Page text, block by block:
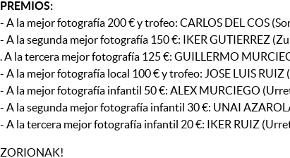
PREMIOS:
- A la mejor fotografía 200 € y trofeo: CARLOS DEL COS
- A la segunda mejor fotografía 150 €: IKER GUTIERREZ
. A la tercera mejor fotografía 125 €: GUILLERMO
- A la mejor fotografía local 100 € y trofeo: JOSE LUIS RUIZ
- A la mejor fotografía infantil 50 €: ALEX MURCIEGO
- A la segunda mejor fotografía infantil 30 €: UNAI
- A la tercera mejor fotografía infantil 20 €: IKER RUIZ
ZORIONAK!